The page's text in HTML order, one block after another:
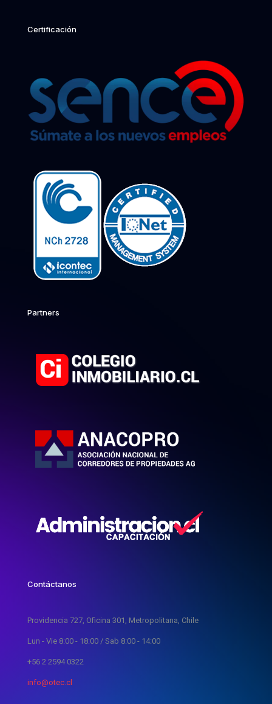
Certificación
Partners
Contáctanos
Providencia 727, Oficina 301, Metropolitana, Chile
Lun - Vie 8:00 - 18:00 / Sab 8:00 - 14:00
+56 2 2594 0322
info@otec.cl